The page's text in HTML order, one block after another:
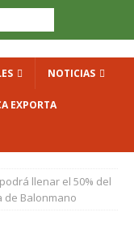
NOTICIAS
EXPORTA
llenar el 50% del
de Balonmano